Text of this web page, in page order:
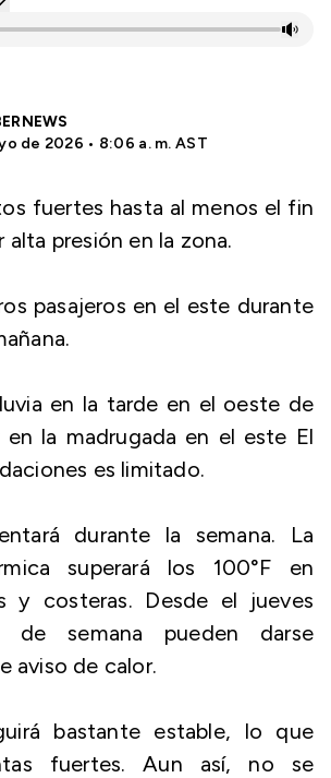
de 2026 • 8:06 a. m. AST
fuertes hasta al menos el fin
alta presión en la zona.
pasajeros en el este durante
en la tarde en el oeste de
la madrugada en el este El
es limitado.
durante la semana. La
superará los 100°F en
y costeras. Desde el jueves
semana pueden darse
aviso de calor.
bastante estable, lo que
fuertes. Aun así, no se